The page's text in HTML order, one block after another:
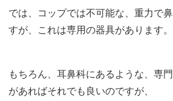
では、コップでは不可能な、重力で
すが、これは専用の器具があります。
もちろん、耳鼻科にあるような、専
があればそれでも良いのですが、